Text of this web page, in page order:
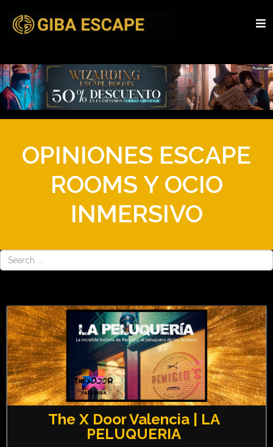
OPINIONES ESCAPE
ROOMS Y OCIO
INMERSIVO
The X Door Valencia | LA
PELUQUERIA